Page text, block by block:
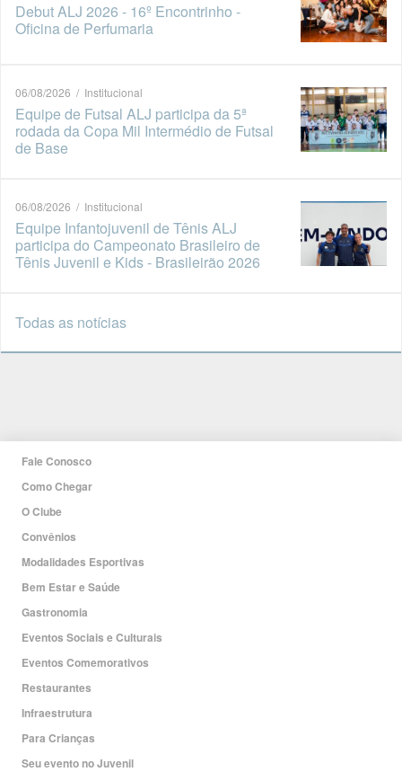
Debut ALJ 2026 - 16º Encontrinho -
Oficina de Perfumaria
06/08/2026 / Institucional
Equipe de Futsal ALJ participa da 5ª
rodada da Copa Mil Intermédio de Futsal
de Base
06/08/2026 / Institucional
Equipe Infantojuvenil de Tênis ALJ
participa do Campeonato Brasileiro de
Tênis Juvenil e Kids - Brasileirão 2026
Todas as notícias
Fale Conosco
Como Chegar
O Clube
Convênios
Modalidades Esportivas
Bem Estar e Saúde
Gastronomia
Eventos Sociais e Culturais
Eventos Comemorativos
Restaurantes
Infraestrutura
Para Crianças
Seu evento no Juvenil